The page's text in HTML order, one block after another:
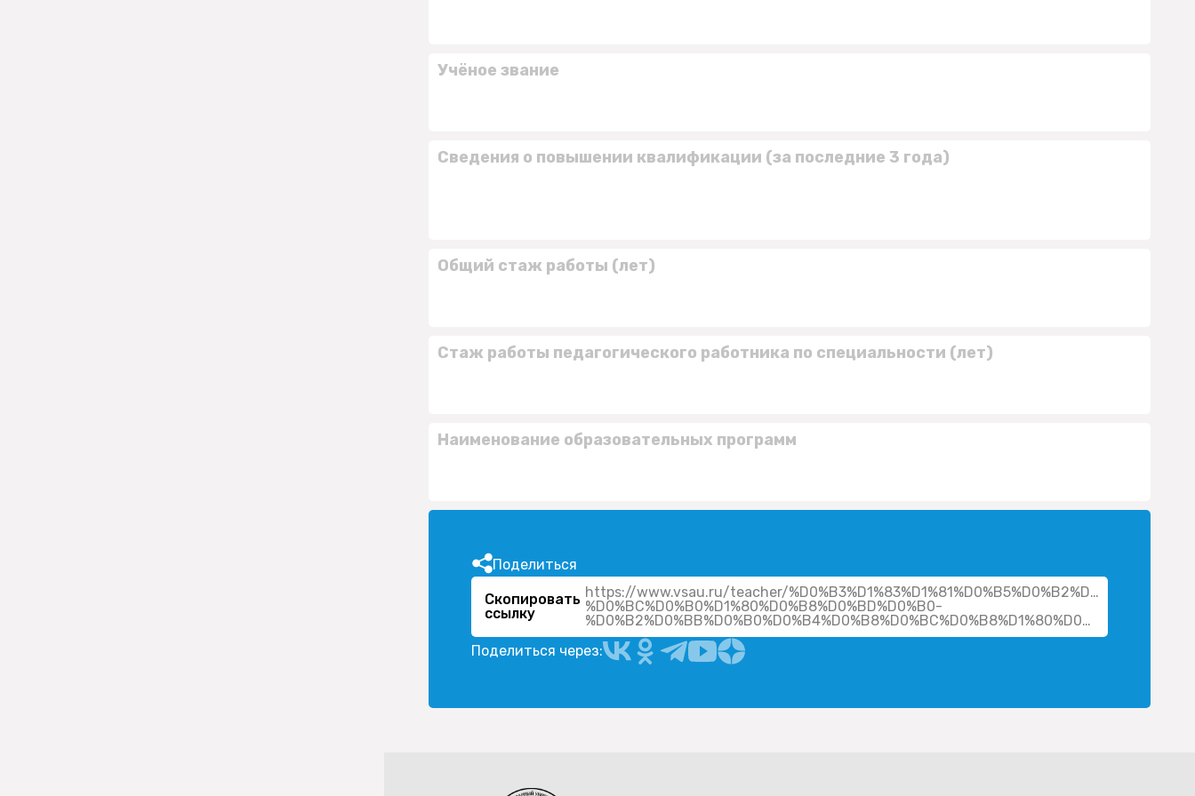
Учёное звание
Сведения о повышении квалификации (за последние 3 года)
Общий стаж работы (лет)
Стаж работы педагогического работника по специальности (лет)
Наименование образовательных программ
Поделиться
Скопировать
ссылку
https://www.vsau.ru/teacher/%D0%B3%D1%83%D1%81%D0%B5%D0%B2%D0%B0-
%D0%BC%D0%B0%D1%80%D0%B8%D0%BD%D0%B0-
%D0%B2%D0%BB%D0%B0%D0%B4%D0%B8%D0%BC%D0%B8%D1%80%D0%BE%D0%B2%D0%BD%D0%B0/
Поделиться через: